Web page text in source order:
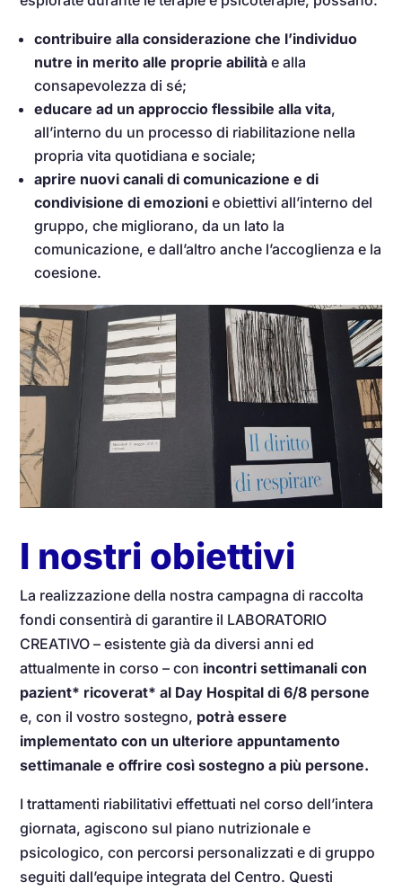
contribuire alla considerazione che l’individuo
nutre in merito alle proprie abilità e alla
consapevolezza di sé;
educare ad un approccio flessibile alla vita,
all’interno du un processo di riabilitazione nella
propria vita quotidiana e sociale;
aprire nuovi canali di comunicazione e di
condivisione di emozioni e obiettivi all’interno del
gruppo, che migliorano, da un lato la
comunicazione, e dall’altro anche l’accoglienza e la
coesione.
I nostri obiettivi
La realizzazione della nostra campagna di raccolta
fondi consentirà di garantire il LABORATORIO
CREATIVO – esistente già da diversi anni ed
attualmente in corso – con incontri settimanali con
pazient* ricoverat* al Day Hospital di 6/8 persone
e, con il vostro sostegno, potrà essere
implementato con un ulteriore appuntamento
settimanale e offrire così sostegno a più persone.
I trattamenti riabilitativi effettuati nel corso dell’intera
giornata, agiscono sul piano nutrizionale e
psicologico, con percorsi personalizzati e di gruppo
seguiti dall’equipe integrata del Centro. Questi